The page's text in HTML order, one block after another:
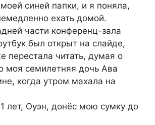
синей папки, и я поняла,
ехать домой.
части конференц-зала
был открыт на слайде,
перестала читать, думая о
моя семилетняя дочь Ава
когда утром махала на
лет, Оуэн, донёс мою сумку до